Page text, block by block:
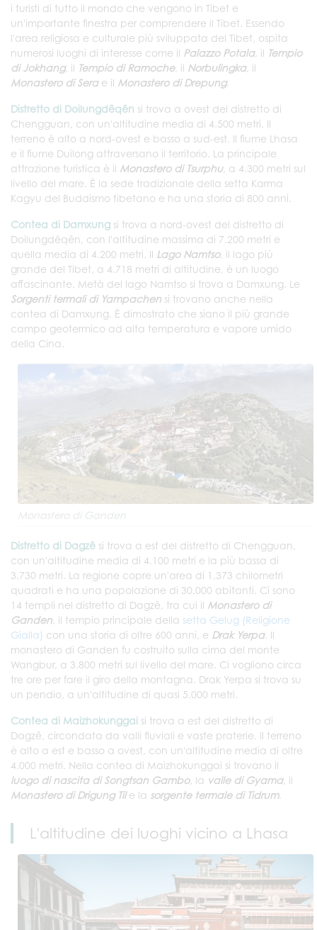
i turisti di tutto il mondo che vengono in Tibet e
un'importante finestra per comprendere il Tibet. Essendo
l'area religiosa e culturale più sviluppata del Tibet, ospita
numerosi luoghi di interesse come il Palazzo Potala, il Tempio
di Jokhang, il Tempio di Ramoche, il Norbulingka, il
Monastero di Serae il Monastero di Drepung.
Distretto di Doilungdêqên si trova a ovest del distretto di
Chengguan, con un'altitudine media di 4.500 metri. Il
terreno è alto a nord-ovest e basso a sud-est. Il fiume Lhasa
e il fiume Duilong attraversano il territorio. La principale
attrazione turistica è il Monastero di Tsurphu, a 4.300 metri sul
livello del mare. È la sede tradizionale della setta Karma
Kagyu del Buddismo tibetano e ha una storia di 800 anni.
Contea di Damxung si trova a nord-ovest del distretto di
Doilungdêqên, con l'altitudine massima di 7.200 metri e
quella media di 4.200 metri. Il Lago Namtso, il lago più
grande del Tibet, a 4.718 metri di altitudine, è un luogo
affascinante. Metà del lago Namtso si trova a Damxung. Le
Sorgenti termali di Yampachen si trovano anche nella
contea di Damxung. È dimostrato che siano il più grande
campo geotermico ad alta temperatura e vapore umido
della Cina.
Monastero di Ganden
Distretto di Dagzê si trova a est del distretto di Chengguan,
con un'altitudine media di 4.100 metri e la più bassa di
3.730 metri. La regione copre un'area di 1.373 chilometri
quadrati e ha una popolazione di 30.000 abitanti. Ci sono
14 templi nel distretto di Dagzê, tra cui il Monastero di
Ganden, il tempio principale della setta Gelug (Religione
Gialla) con una storia di oltre 600 anni, e Drak Yerpa. Il
monastero di Ganden fu costruito sulla cima del monte
Wangbur, a 3.800 metri sul livello del mare. Ci vogliono circa
tre ore per fare il giro della montagna. Drak Yerpa si trova su
un pendio, a un'altitudine di quasi 5.000 metri.
Contea di Maizhokunggai si trova a est del distretto di
Dagzê, circondata da valli fluviali e vaste praterie. Il terreno
è alto a est e basso a ovest, con un'altitudine media di oltre
4.000 metri. Nella contea di Maizhokunggai si trovano il
luogo di nascita di Songtsan Gambo, la valle di Gyama, il
Monastero di Drigung Tile la sorgente termale di Tidrum.
L'altitudine dei luoghi vicino a Lhasa